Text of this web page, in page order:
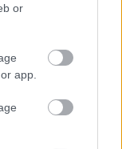
or
app.
ismerő
hogy „játszanak